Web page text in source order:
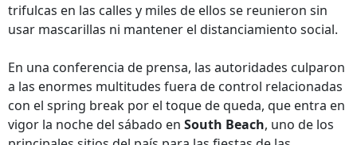
trifulcas en las calles y miles de ellos se reunieron sin
usar mascarillas ni mantener el distanciamiento social.
En una conferencia de prensa, las autoridades culparon
a las enormes multitudes fuera de control relacionadas
con el spring break por el toque de queda, que entra en
vigor la noche del sábado en South Beach, uno de los